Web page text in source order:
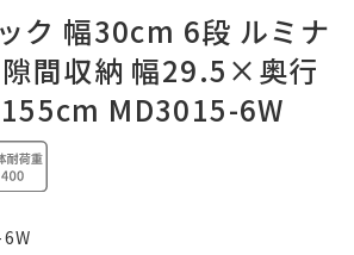
ク 幅30cm 6段 ルミナ
間収納 幅29.5×奥行
MD3015-6W